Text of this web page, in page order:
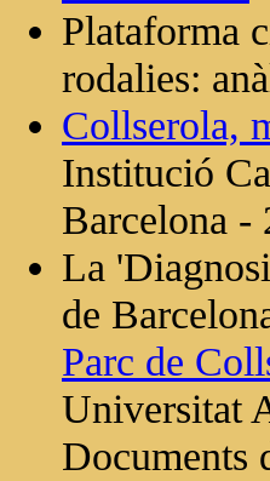
Plataforma
rodalies:
Collserola,
Institució
Barcelona -
La
de
Parc de
Universitat
Documents